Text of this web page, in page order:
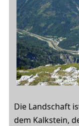
Die Landschaft
dem Kalkstein,